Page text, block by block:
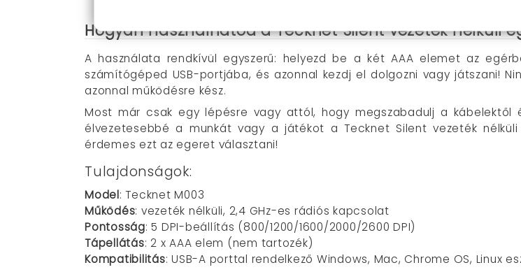
Hogyan használhatod a Tecknet Silent vezeték nélküli
A használata rendkívül egyszerű: helyezd be a két AAA elemet az
számítógéped USB-portjába, és azonnal kezdj el dolgozni vagy játszani!
azonnal működésre kész.
Most már csak egy lépésre vagy attól, hogy megszabadulj a kábelektől
élvezetesebbé a munkát vagy a játékot a Tecknet Silent vezeték
érdemes ezt az egeret választani!
Tulajdonságok:
Model: Tecknet M003
Működés: vezeték nélküli, 2,4 GHz-es rádiós kapcsolat
Pontosság: 5 DPI-beállítás (800/1200/1600/2000/2600 DPI)
Tápellátás: 2 x AAA elem (nem tartozék)
Kompatibilitás: USB-A porttal rendelkező Windows, Mac, Chrome OS, Linux